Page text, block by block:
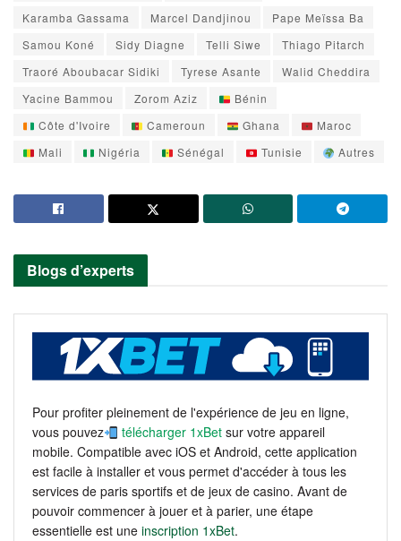
Karamba Gassama
Marcel Dandjinou
Pape Meïssa Ba
Samou Koné
Sidy Diagne Telli Siwe
Thiago Pitarch
Traoré Aboubacar Sidiki
Tyrese Asante
Walid Cheddira
Yacine Bammou
Zorom Aziz
Bénin
Côte d'Ivoire
Cameroun Ghana
Maroc
Mali
Nigéria Sénégal Tunisie Autres
Blogs d’experts
Pour profiter pleinement de l'expérience de jeu en ligne,
vous pouvez
télécharger 1xBet sur votre appareil
mobile. Compatible avec iOS et Android, cette application
est facile à installer et vous permet d'accéder à tous les
services de paris sportifs et de jeux de casino. Avant de
pouvoir commencer à jouer et à parier, une étape
essentielle est une inscription 1xBet.